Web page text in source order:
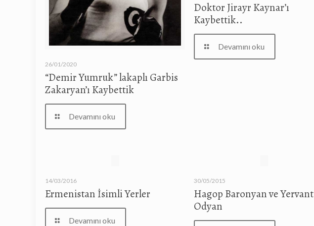
26/01/2020
“Demir Yumruk” lakaplı Garbis
Zakaryan’ı Kaybettik
Devamını oku
Doktor Jirayr Kaynar’ı
Kaybettik..
Devamını oku
14/03/2016
Ermenistan İsimli Yerler
Devamını oku
30/05/2015
Hagop Baronyan ve Yervant
Odyan